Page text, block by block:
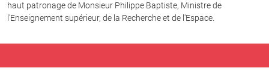
haut patronage de Monsieur Philippe Baptiste, Ministre de
l’Enseignement supérieur, de la Recherche et de l'Espace.